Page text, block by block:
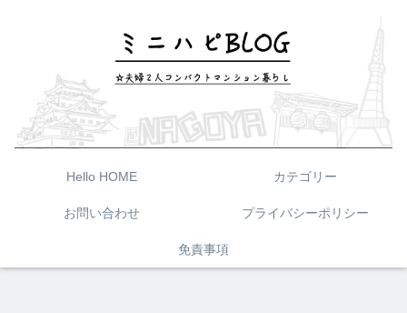
Hello HOME カテゴリー
お問い合わせ プライバシーポリシー
免責事項